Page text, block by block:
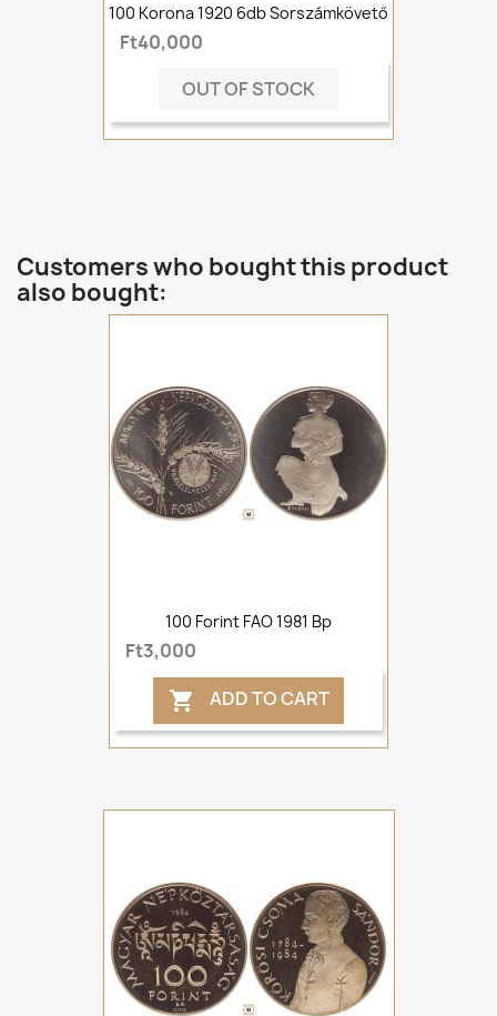
100 Korona 1920 6db Sorszámkövető
Ft40,000
OUT OF STOCK
Customers who bought this product
also bought:
100 Forint FAO 1981 Bp
Ft3,000
 ADD TO CART